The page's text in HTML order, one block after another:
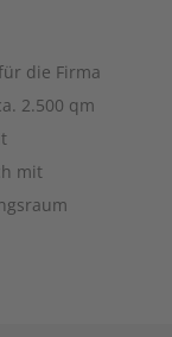
die Firma
2.500 qm
mit